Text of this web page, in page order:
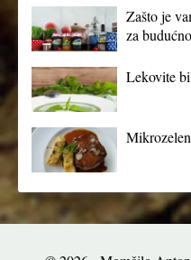
Zašto je
za
Lekovite